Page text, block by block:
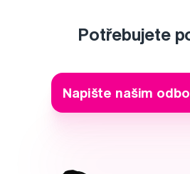
Potřebujete
Napište našim